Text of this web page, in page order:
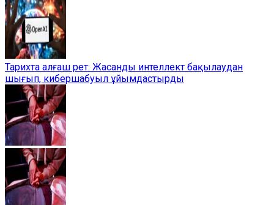
Тарихта алғаш рет: Жасанды интеллект бақылаудан
шығып, кибершабуыл ұйымдастырды